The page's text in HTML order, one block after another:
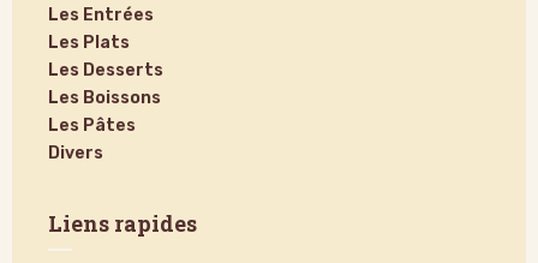
Les Entrées
Les Plats
Les Desserts
Les Boissons
Les Pâtes
Divers
Liens rapides